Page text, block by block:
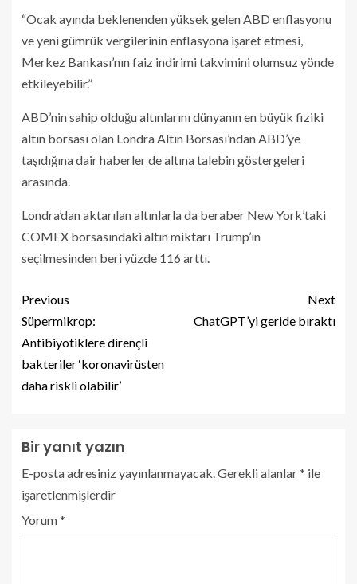
“Ocak ayında beklenenden yüksek gelen ABD enflasyonu
ve yeni gümrük vergilerinin enflasyona işaret etmesi,
Merkez Bankası’nın faiz indirimi takvimini olumsuz yönde
etkileyebilir.”
ABD’nin sahip olduğu altınlarını dünyanın en büyük fiziki
altın borsası olan Londra Altın Borsası’ndan ABD’ye
taşıdığına dair haberler de altına talebin göstergeleri
arasında.
Londra’dan aktarılan altınlarla da beraber New York’taki
COMEX borsasındaki altın miktarı Trump’ın
seçilmesinden beri yüzde 116 arttı.
Previous
Süpermikrop:
Antibiyotiklere dirençli
bakteriler ‘koronavirüsten
daha riskli olabilir’
Next
ChatGPT’yi geride bıraktı
Bir yanıt yazın
E-posta adresiniz yayınlanmayacak.Gerekli alanlar* ile
işaretlenmişlerdir
Yorum*